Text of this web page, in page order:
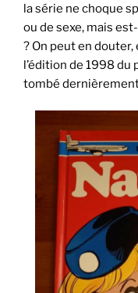
la série ne choque
ou de sexe, mais
? On peut en douter,
l’édition de 1998
tombé